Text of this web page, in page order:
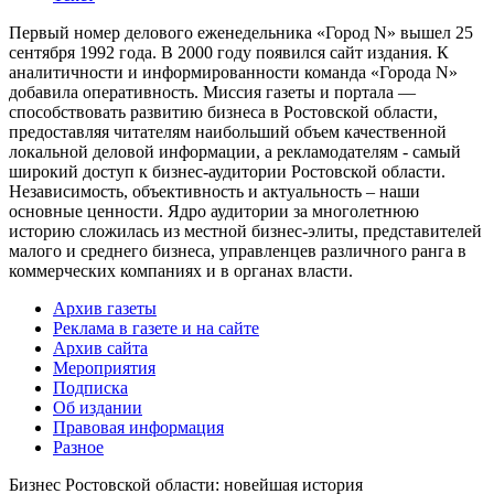
Первый номер делового еженедельника «Город N» вышел 25
сентября 1992 года. В 2000 году появился сайт издания. К
аналитичности и информированности команда «Города N»
добавила оперативность. Миссия газеты и портала —
способствовать развитию бизнеса в Ростовской области,
предоставляя читателям наибольший объем качественной
локальной деловой информации, а рекламодателям - самый
широкий доступ к бизнес-аудитории Ростовской области.
Независимость, объективность и актуальность – наши
основные ценности. Ядро аудитории за многолетнюю
историю сложилась из местной бизнес-элиты, представителей
малого и среднего бизнеса, управленцев различного ранга в
коммерческих компаниях и в органах власти.
Архив газеты
Реклама в газете и на сайте
Архив сайта
Мероприятия
Подписка
Об издании
Правовая информация
Разное
Бизнес Ростовской области: новейшая история